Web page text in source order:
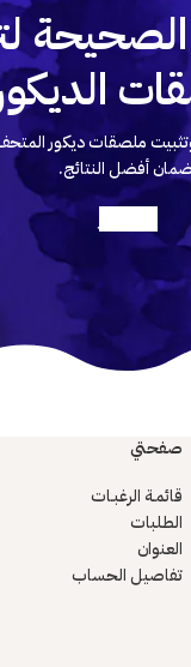
ملصقات ديكور
أفضل النتائج.
صفحتي
قائمـة الرغبـات
الطلبات
العنوان
تفاصيل الحساب